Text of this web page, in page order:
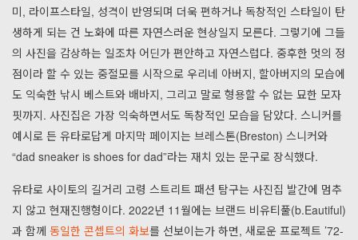
미, 라이프스타일, 성격이 반영되며 더욱 편하거나 독창적인 스타일이 탄
생하게 되는 건 노화에 따른 자연스러운 현상일지 모른다. 그렇기에 그들
의 사진을 감상하는 일조차 어딘가 편안하고 자연스럽다. 중후한 멋의 정
점이라 할 수 있는 중절모를 시작으로 우리네 아버지, 할아버지의 모습에
도 익숙한 낚시 베스트와 배바지, 그리고 말로 형용할 수 없는 묘한 모자
핏까지. 사진집은 가장 익숙하면서도 독창적인 모습을 담았다. 스니커를
예시로 든 유타로답게 마지막 페이지는 브레스톤(Breston) 스니커와
“dad sneaker is shoes for dad”라는 재치 있는 문구로 장식했다.
유타로 사이토의 길거리 고령 스트리트 패션 탐구는 사진집 발간에 멈추
지 않고 현재진행형이다. 2022년 11월에는 브랜드 비유티풀(b.Eautiful)
과 함께 동일한 콘셉트의 화보를 선보이는가 하면, 새로운 프로젝트 ’72-